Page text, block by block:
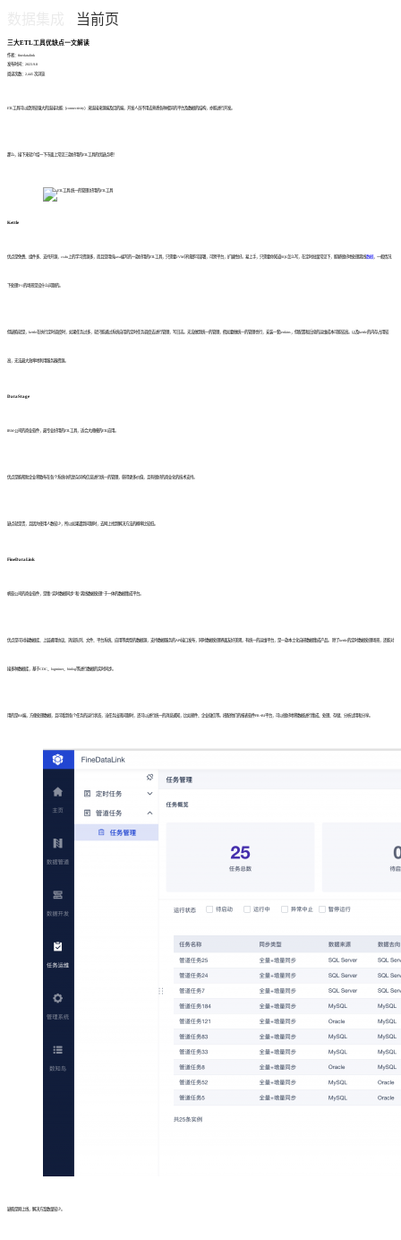
当前页
三大ETL工具优缺点一文解读
作者：finedatalink
发布时间：2023.9.8
阅读次数：2,445 次浏览
ETL工具可以提供较强大的连接功能（connectivity）来连接来源端及目的端，开发人员不用去熟悉各种相异的平台及数据的结构，亦能进行开发。
那么，接下来就介绍一下市面上常见三款好用的ETL工具的优缺点吧！
Kettle
优点是免费、组件多、支持开源，csdn上的学习资源多，而且是用纯java编写的一款好用的ETL工具，只需要JVM环境即可部署，可跨平台，扩展性好。易上手，只需要你知道SQL怎么写，在定时批量常见下，能够很好地处理离线数据 ，一般情况
下处理T+1的场景是没什么问题的。
但缺陷就是，kettle在执行定时调度时，如果任务过多，就只能通过系统自带的定时任务调度去进行管理，写日志。无法做到统一的管理，假如要做统一的管理也行，安装一套jenkins，但配置和后续的运维成本可能较高。以及kettle的内存占用较
高，无法最大效率地利用服务器资源。
DataStage
IBM公司的商业软件，最专业好用的ETL工具，适合大规模的ETL应用。
优点是能帮助企业将散布在各个系统中的复杂异构信息进行统一的管理，获得更多价值，且有很好的商业化的技术支持。
缺点就是贵，且因为使用人数较少，所以如果遇到问题时，去网上找到解决方法的概率比较低。
FineDataLink
帆软公司的商业软件，是集“实时数据同步”和“离线数据处理”于一体的数据集成平台。
优点是可对接数据库、上层通用协议、消息队列、文件、平台系统、应用等类型的数据源，支持数据服务的API接口发布，同时数据处理界面友好美观，有统一的运维平台，是一款本土化自研数据集成产品。 除了kettle的定时数据处理场景，还能对
接多种数据库，基于CDC、logminer、binlog等进行数据的实时同步。
用的是BS端，方便处理数据，且可看到各个任务的运行状态，当任务出现问题时，还可以进行统一的消息通知，比如邮件、企业微信等。搭配他们的报表软件FR+BI平台，可以很好地将数据进行集成、处理、存储、分析试用和分享。
缺陷是刚上线，解决方案数量较少。